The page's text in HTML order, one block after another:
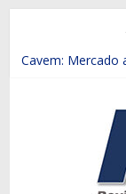
contenido
Chile es el
Salfa suma
Samex amplía
SINOTRUK
la Expo